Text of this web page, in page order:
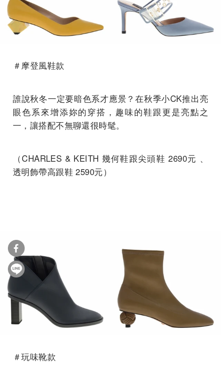
＃摩登風鞋款
誰說秋冬一定要暗色系才應景？在秋季小CK推出亮
眼色系來增添妳的穿搭，趣味的鞋跟更是亮點之
一，讓搭配不無聊還很時髦。
（CHARLES & KEITH 幾何鞋跟尖頭鞋 2690元 、
透明飾帶高跟鞋 2590元）
＃玩味靴款